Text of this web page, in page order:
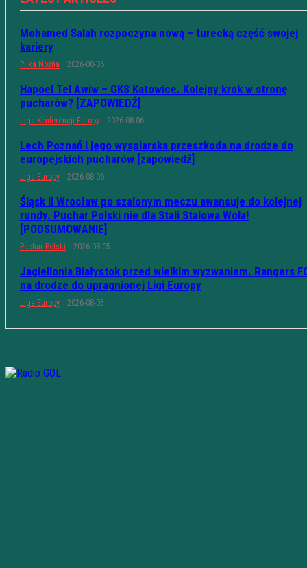
Mohamed Salah rozpoczyna nową – turecką część swojej
kariery
Piłka Nożna 2026-08-06
Hapoel Tel Awiw – GKS Katowice. Kolejny krok w stronę
pucharów? [ZAPOWIEDŹ]
Liga Konferencji Europy 2026-08-06
Lech Poznań i jego wyspiarska przeszkoda na drodze do
europejskich pucharów [zapowiedź]
Liga Europy 2026-08-06
Śląsk II Wrocław po szalonym meczu awansuje do kolejnej
rundy. Puchar Polski nie dla Stali Stalowa Wola!
[PODSUMOWANIE]
Puchar Polski 2026-08-05
Jagiellonia Białystok przed wielkim wyzwaniem. Rangers
na drodze do upragnionej Ligi Europy
Liga Europy 2026-08-05